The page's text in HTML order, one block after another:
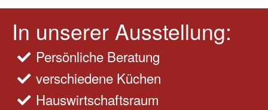
In unserer Ausstellung:
Persönliche Beratung
verschiedene Küchen
Hauswirtschaftsraum